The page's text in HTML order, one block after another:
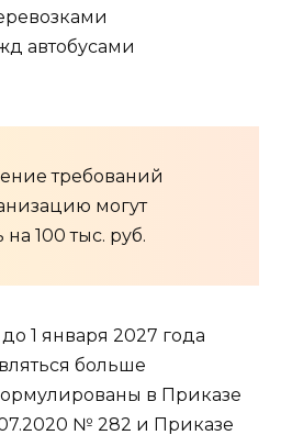
автобусами
требований
могут
100 тыс. руб.
1 января 2027 года
больше
в Приказе
№ 282 и Приказе